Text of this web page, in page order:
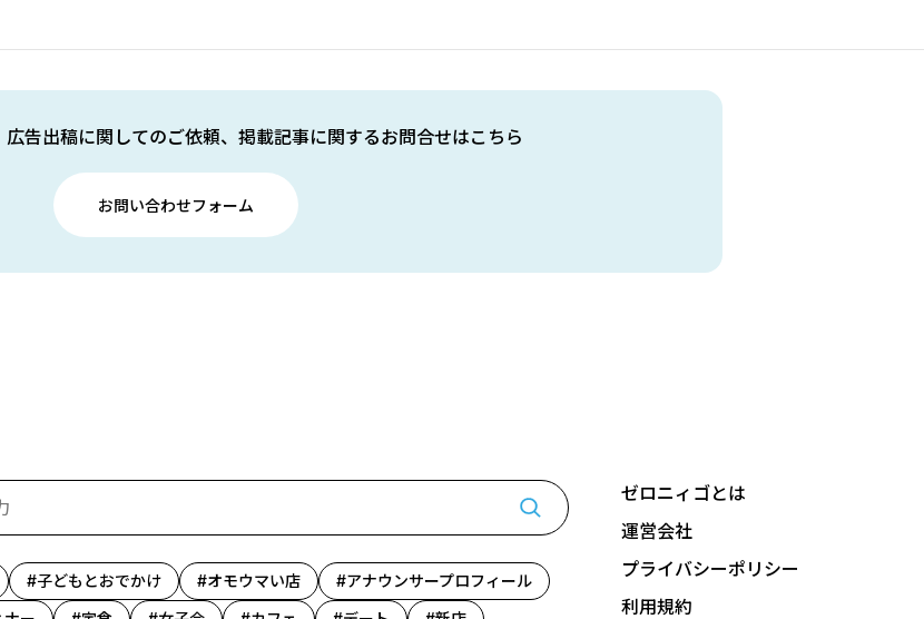
告出稿に関してのご依頼、掲載記事に関するお問合せはこちら
お問い合わせフォーム
子どもとおでかけ オモウマい店
アナウンサープロフィール
ゼロニィゴとは
運営会社
プライバシーポリシー
利用規約